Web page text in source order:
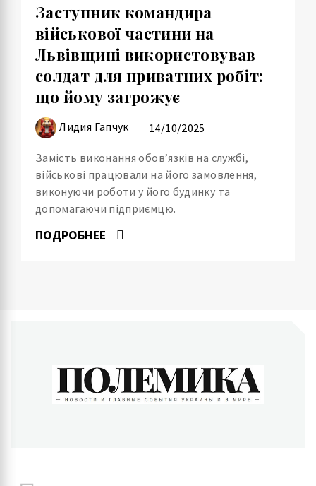
Заступник командира
військової частини на
Львівщині використовував
солдат для приватних робіт:
що йому загрожує
Лидия Гапчук 14/10/2025
Замість виконання обов’язків на службі,
військові працювали на його замовлення,
виконуючи роботи у його будинку та
допомагаючи підприємцю.
ПОДРОБНЕЕ